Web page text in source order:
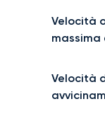
Velocità
massima
Velocità